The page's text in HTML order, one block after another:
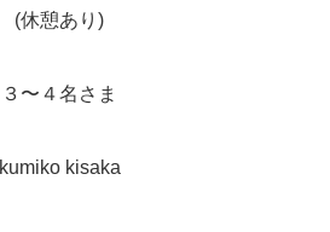
(休憩あり)
３〜４名さま
kumiko kisaka